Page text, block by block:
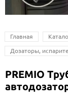
Главная
Дозаторы,
PREMIO